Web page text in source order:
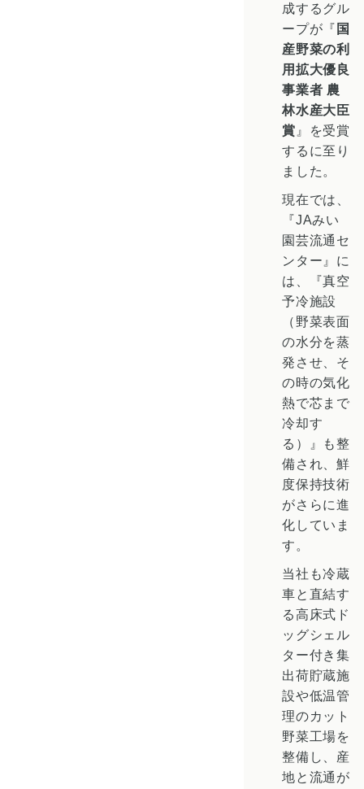
成するグル
ープが『 国
産野菜の利
用拡大優良
事業者 農
林水産大臣
賞 』を受賞
するに至り
ました。
現在では、
『JAみい
園芸流通セ
ンター』に
は、『真空
予冷施設
（野菜表面
の水分を蒸
発させ、そ
の時の気化
熱で芯まで
冷却す
る）』も整
備され、鮮
度保持技術
がさらに進
化していま
す。
当社も冷蔵
車と直結す
る高床式ド
ッグシェル
ター付き集
出荷貯蔵施
設や低温管
理のカット
野菜工場を
整備し、産
地と流通が